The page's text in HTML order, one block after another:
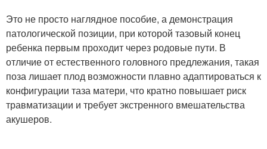
Это не просто наглядное пособие, а демонстрация
патологической позиции, при которой тазовый конец
ребенка первым проходит через родовые пути. В
отличие от естественного головного предлежания, такая
поза лишает плод возможности плавно адаптироваться к
конфигурации таза матери, что кратно повышает риск
травматизации и требует экстренного вмешательства
акушеров.